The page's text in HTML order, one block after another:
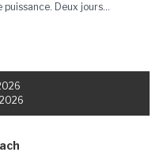
Deux jours...